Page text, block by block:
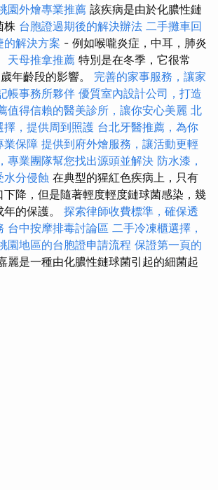
園外燴專業推薦 該疾病是由於化膿性鏈
株 台胞證過期後的解決辦法 二手攤車回
的解決方案 - 例如喉嚨炎症，中耳，肺炎
天母推拿推薦 特別是在冬季，它很常
年齡段的影響。 完善的家事服務，讓家
帳事務所夥伴 優質室內設計公司，打造
值得信賴的醫美診所，讓你安心美麗 北
，提供周到照護 台北牙醫推薦，為你
業保障 提供到府外燴服務，讓活動更輕
專業團隊幫您找出源頭並解決 防水漆，
水分侵蝕 在典型的猩紅色疾病上，只有
下降，但是隨著輕度輕度鏈球菌感染，幾
的保護。 探索律師收費標準，確保透
台中按摩排毒討論區 二手冷凍櫃選擇，
園地區的台胞證申請流程 保證第一頁的
麗是一種由化膿性鏈球菌引起的細菌起